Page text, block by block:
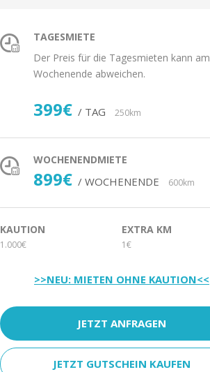
TAGESMIETE
Der Preis für die Tagesmieten kann am
Wochenende abweichen.
399€ / TAG 250km
WOCHENENDMIETE
899€ / WOCHENENDE 600km
KAUTION
1.000€
EXTRA KM
1€
>>NEU: MIETEN OHNE KAUTION<<
JETZT ANFRAGEN
JETZT GUTSCHEIN KAUFEN